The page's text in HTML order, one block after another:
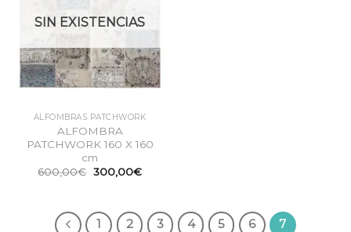
SIN EXISTENCIAS
ALFOMBRAS PATCHWORK
ALFOMBRA
PATCHWORK 160 X 160
cm
600,00€ El
precio
600,00€.
300,00€El
300,00€.
1 2 3 4 5 6 7